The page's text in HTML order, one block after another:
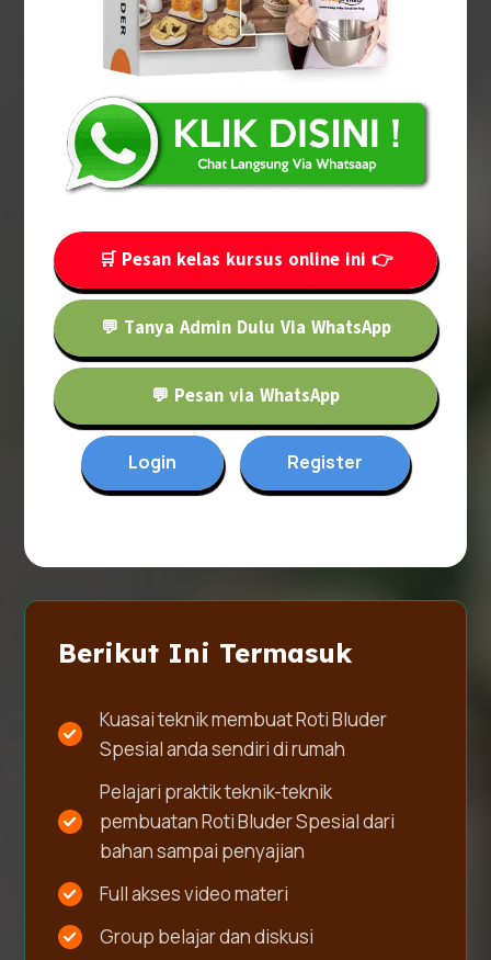
🛒 Pesan kelas kursus online ini 👉
💬 Tanya Admin Dulu Via WhatsApp
💬 Pesan via WhatsApp
Login Register
Berikut Ini Termasuk
Kuasai teknik membuat Roti Bluder
Spesial anda sendiri di rumah
Pelajari praktik teknik-teknik
pembuatan Roti Bluder Spesial dari
bahan sampai penyajian
Full akses video materi
Group belajar dan diskusi